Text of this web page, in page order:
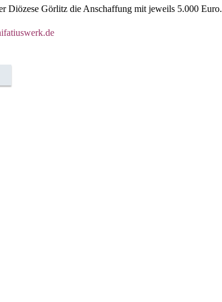
Diözese Görlitz die Anschaffung mit jeweils 5.000 Euro.